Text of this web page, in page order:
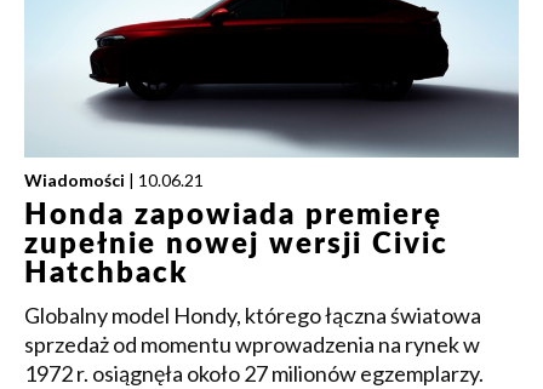
Wiadomości | 10.06.21
Honda zapowiada premierę
zupełnie nowej wersji Civic
Hatchback
Globalny model Hondy, którego łączna światowa
sprzedaż od momentu wprowadzenia na rynek w
1972 r. osiągnęła około 27 milionów egzemplarzy.